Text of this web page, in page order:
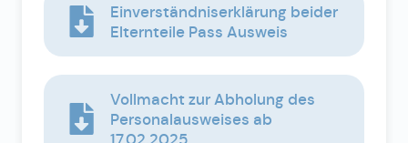
Einverständniserklärung beider
Elternteile Pass Ausweis
Vollmacht zur Abholung des
Personalausweises ab
17.02.2025